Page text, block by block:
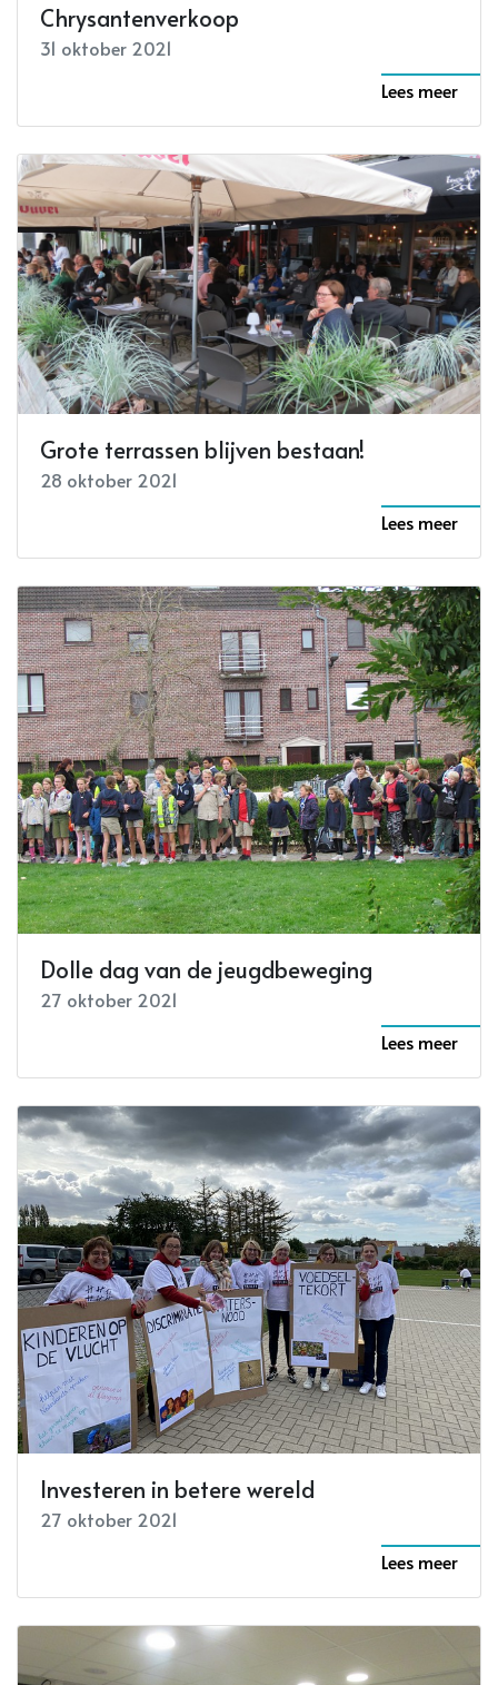
Chrysantenverkoop
31 oktober 2021
Lees meer
Grote terrassen blijven bestaan!
28 oktober 2021
Lees meer
Dolle dag van de jeugdbeweging
27 oktober 2021
Lees meer
Investeren in betere wereld
27 oktober 2021
Lees meer